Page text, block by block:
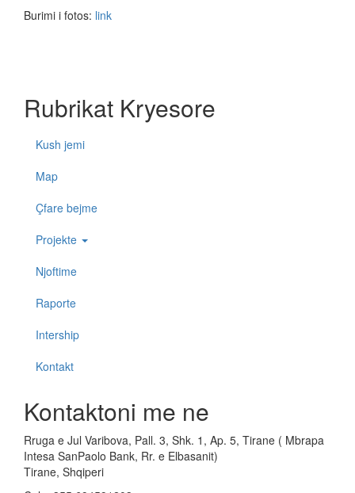
Burimi i fotos: link
Rubrikat Kryesore
Kush jemi
Map
Çfare bejme
Projekte
Njoftime
Raporte
Intership
Kontakt
Kontaktoni me ne
Rruga e Jul Varibova, Pall. 3, Shk. 1, Ap. 5, Tirane ( Mbrapa
Intesa SanPaolo Bank, Rr. e Elbasanit)
Tirane, Shqiperi